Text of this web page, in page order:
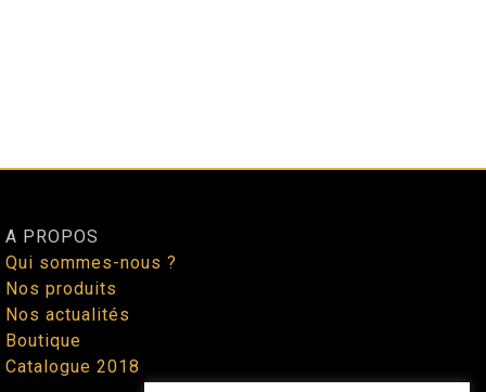
A PROPOS
Qui sommes-nous ?
Nos produits
Nos actualités
Boutique
Catalogue 2018